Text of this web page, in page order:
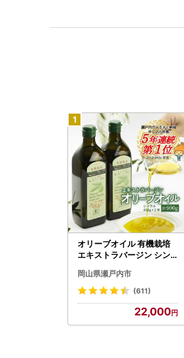
オリーブオイル 有機栽培
エキストラバージン シン
岡山県瀬戸内市
(611)
22,000